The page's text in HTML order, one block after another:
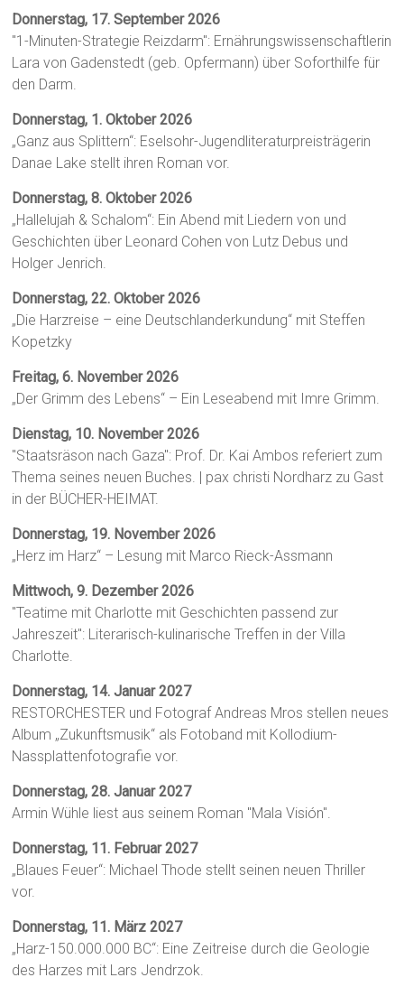
Donnerstag, 17. September 2026
"1-Minuten-Strategie Reizdarm": Ernährungswissenschaftlerin
Lara von Gadenstedt (geb. Opfermann) über Soforthilfe für
den Darm.
Donnerstag, 1. Oktober 2026
„Ganz aus Splittern“: Eselsohr-Jugendliteraturpreisträgerin
Danae Lake stellt ihren Roman vor.
Donnerstag, 8. Oktober 2026
„Hallelujah & Schalom“: Ein Abend mit Liedern von und
Geschichten über Leonard Cohen von Lutz Debus und
Holger Jenrich.
Donnerstag, 22. Oktober 2026
„Die Harzreise – eine Deutschlanderkundung“ mit Steffen
Kopetzky
Freitag, 6. November 2026
„Der Grimm des Lebens“ – Ein Leseabend mit Imre Grimm.
Dienstag, 10. November 2026
"Staatsräson nach Gaza": Prof. Dr. Kai Ambos referiert zum
Thema seines neuen Buches. | pax christi Nordharz zu Gast
in der BÜCHER-HEIMAT.
Donnerstag, 19. November 2026
„Herz im Harz“ – Lesung mit Marco Rieck-Assmann
Mittwoch, 9. Dezember 2026
"Teatime mit Charlotte mit Geschichten passend zur
Jahreszeit": Literarisch-kulinarische Treffen in der Villa
Charlotte.
Donnerstag, 14. Januar 2027
RESTORCHESTER und Fotograf Andreas Mros stellen neues
Album „Zukunftsmusik“ als Fotoband mit Kollodium-
Nassplattenfotografie vor.
Donnerstag, 28. Januar 2027
Armin Wühle liest aus seinem Roman "Mala Visión".
Donnerstag, 11. Februar 2027
„Blaues Feuer“: Michael Thode stellt seinen neuen Thriller
vor.
Donnerstag, 11. März 2027
„Harz-150.000.000 BC“: Eine Zeitreise durch die Geologie
des Harzes mit Lars Jendrzok.